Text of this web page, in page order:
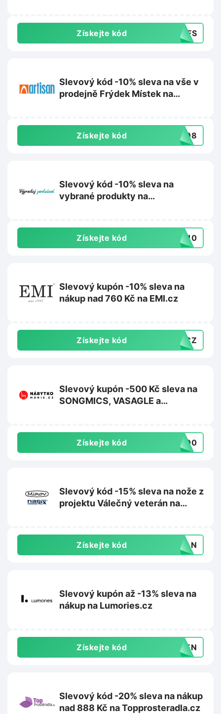
Získejte kód 54FS
Slevový kód -10% sleva na vše v
prodejně Frýdek Místek na
Získejte kód 0808
Slevový kód -10% sleva na
vybrané produkty na
Získejte kód TS10
Slevový kupón -10% sleva na
nákup nad 760 Kč na EMI.cz
Získejte kód 10CZ
Slevový kupón -500 Kč sleva na
SONGMICS, VASAGLE a
Získejte kód -500
Slevový kód -15% sleva na nože z
projektu Válečný veterán na
Získejte kód ERAN
Slevový kupón až -13% sleva na
nákup na Lumories.cz
Získejte kód YDEN
Slevový kód -20% sleva na nákup
nad 888 Kč na Topprosteradla.cz